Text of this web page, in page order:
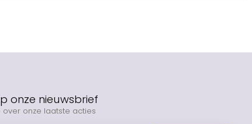
onze nieuwsbrief
onze laatste acties